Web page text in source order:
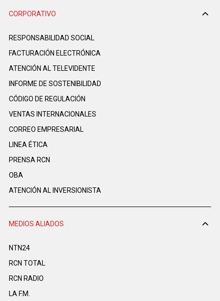
CORPORATIVO
RESPONSABILIDAD SOCIAL
FACTURACIÓN ELECTRÓNICA
ATENCIÓN AL TELEVIDENTE
INFORME DE SOSTENIBILIDAD
CÓDIGO DE REGULACIÓN
VENTAS INTERNACIONALES
CORREO EMPRESARIAL
LINEA ÉTICA
PRENSA RCN
OBA
ATENCIÓN AL INVERSIONISTA
MEDIOS ALIADOS
NTN24
RCN TOTAL
RCN RADIO
LA F.M.